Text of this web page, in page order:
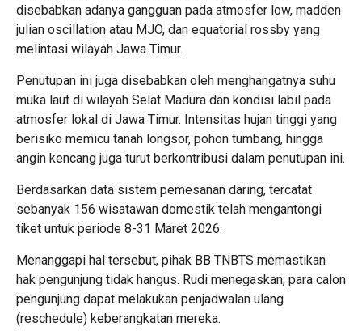
disebabkan adanya gangguan pada atmosfer low, madden
julian oscillation atau MJO, dan equatorial rossby yang
melintasi wilayah Jawa Timur.
Penutupan ini juga disebabkan oleh menghangatnya suhu
muka laut di wilayah Selat Madura dan kondisi labil pada
atmosfer lokal di Jawa Timur. Intensitas hujan tinggi yang
berisiko memicu tanah longsor, pohon tumbang, hingga
angin kencang juga turut berkontribusi dalam penutupan ini.
Berdasarkan data sistem pemesanan daring, tercatat
sebanyak 156 wisatawan domestik telah mengantongi
tiket untuk periode 8-31 Maret 2026.
Menanggapi hal tersebut, pihak BB TNBTS memastikan
hak pengunjung tidak hangus. Rudi menegaskan, para calon
pengunjung dapat melakukan penjadwalan ulang
(reschedule) keberangkatan mereka.